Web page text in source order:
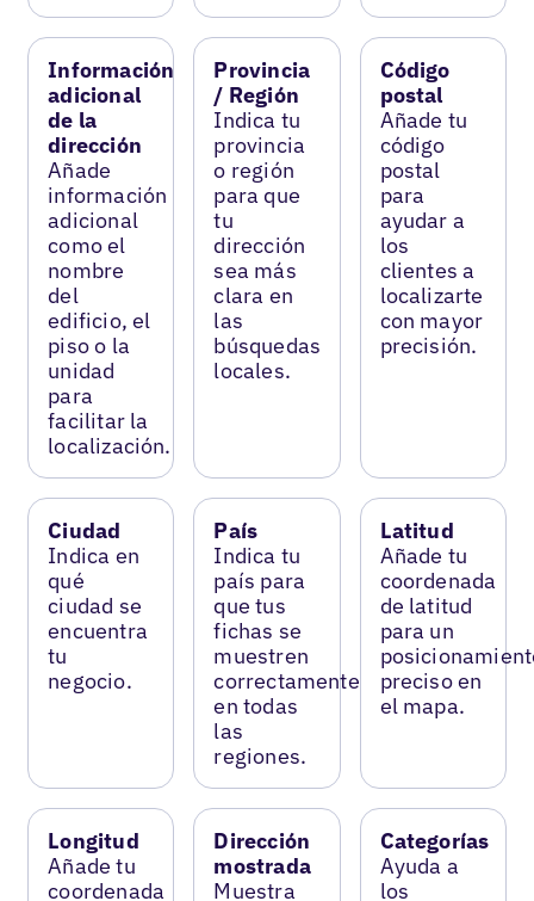
Información
adicional
de la
dirección
Añade
información
adicional
como el
nombre
del
edificio, el
piso o la
unidad
para
facilitar la
localización.
Provincia
/ Región
Indica tu
provincia
o región
para que
tu
dirección
sea más
clara en
las
búsquedas
locales.
Código
postal
Añade tu
código
postal
para
ayudar a
los
clientes a
localizarte
con mayor
precisión.
Ciudad
Indica en
qué
ciudad se
encuentra
tu
negocio.
País
Indica tu
país para
que tus
fichas se
muestren
correctamente
en todas
las
regiones.
Latitud
Añade tu
coordenada
de latitud
para un
preciso en
el mapa.
Longitud
Añade tu
coordenada
Dirección
mostrada
Muestra
Categorías
Ayuda a
los